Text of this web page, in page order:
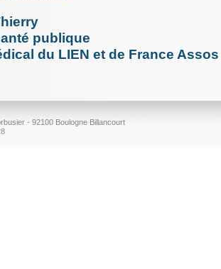
publique
du LIEN et de France
- 92100 Boulogne Billancourt